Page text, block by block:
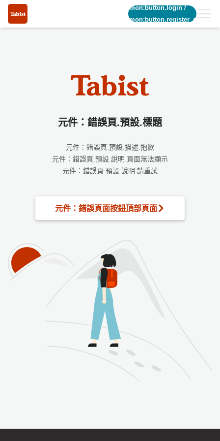
common:button.login/
common:button.register_short
元件：錯誤頁.預設.標題
元件：錯誤頁.預設.描述.抱歉
元件：錯誤頁.預設.說明.頁面無法顯示
元件：錯誤頁.預設.說明.請重試
元件：錯誤頁面按鈕頂部頁面